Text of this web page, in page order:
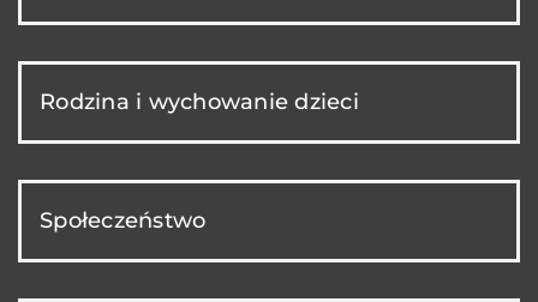
Rodzina i wychowanie dzieci
Społeczeństwo